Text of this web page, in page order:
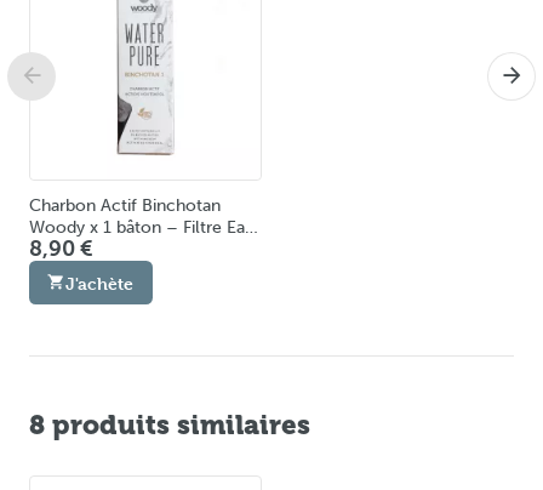
Charbon Actif Binchotan
Woody x 1 bâton – Filtre Eau
& Purification jusqu’à 810 L
8,90 €
J'achète
8 produits similaires